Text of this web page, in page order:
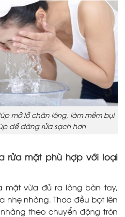
mở lỗ chân lông, làm mềm bụi
dễ dàng rửa sạch hơn
rửa mặt phù hợp với loại
mặt vừa đủ ra lòng bàn tay,
nhẹ nhàng. Thoa đều bọt lên
theo chuyển động tròn